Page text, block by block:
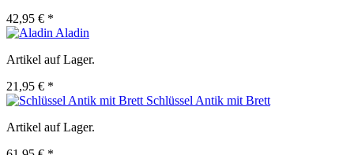
42,95 € *
Aladin
Artikel auf Lager.
21,95 € *
Schlüssel Antik mit Brett
Artikel auf Lager.